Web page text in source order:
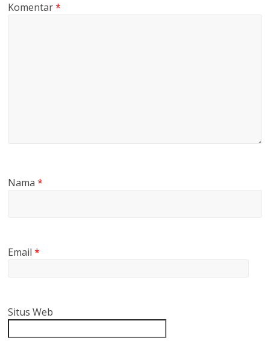
Komentar*
Nama*
Email*
Situs Web